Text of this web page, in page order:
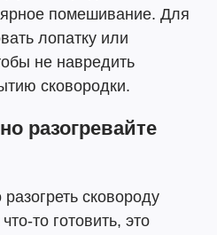
помешивание. Для
лопатку или
не навредить
сковородки.
разогревайте
сковороду
то готовить, это